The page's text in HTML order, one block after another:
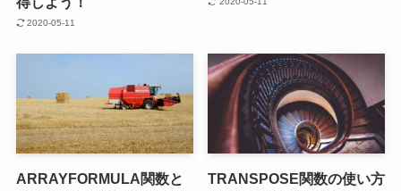
2020-05-11
ARRAYFORMULA関数と
TRANSPOSE関数の使い方